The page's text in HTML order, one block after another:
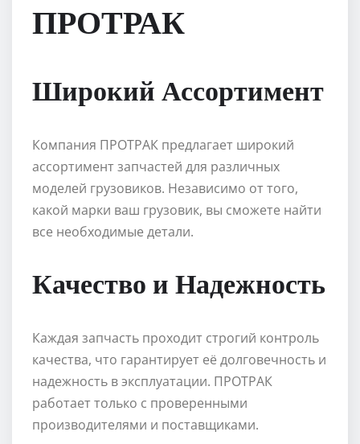
ПРОТРАК
Широкий Ассортимент
Компания ПРОТРАК предлагает широкий
ассортимент запчастей для различных
моделей грузовиков. Независимо от того,
какой марки ваш грузовик, вы сможете найти
все необходимые детали.
Качество и Надежность
Каждая запчасть проходит строгий контроль
качества, что гарантирует её долговечность и
надежность в эксплуатации. ПРОТРАК
работает только с проверенными
производителями и поставщиками.